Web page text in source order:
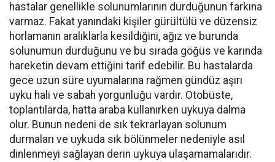
hastalar genellikle solunumlarının durduğunun farkına
varmaz. Fakat yanındaki kişiler gürültülü ve düzensiz
horlamanın aralıklarla kesildiğini, ağız ve burunda
solunumun durduğunu ve bu sırada göğüs ve karında
hareketin devam ettiğini tarif edebilir. Bu hastalarda
gece uzun süre uyumalarına rağmen gündüz aşırı
uyku hali ve sabah yorgunluğu vardır. Otobüste,
toplantılarda, hatta araba kullanırken uykuya dalma
olur. Bunun nedeni de sık tekrarlayan solunum
durmaları ve uykuda sık bölünmeler nedeniyle asıl
dinlenmeyi sağlayan derin uykuya ulaşamamalarıdır.